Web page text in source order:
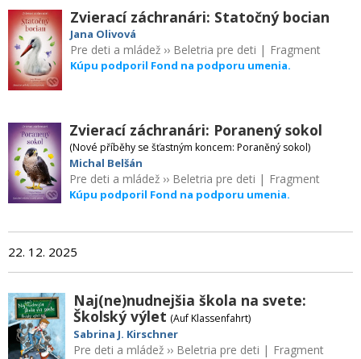
Zvierací záchranári: Statočný bocian
Jana Olivová
Pre deti a mládež ›› Beletria pre deti | Fragment
Kúpu podporil Fond na podporu umenia.
Zvierací záchranári: Poranený sokol
(Nové příběhy se šťastným koncem: Poraněný sokol)
Michal Belšán
Pre deti a mládež›› Beletria pre deti | Fragment
Kúpu podporil Fond na podporu umenia.
22. 12. 2025
Naj(ne)nudnejšia škola na svete:
Školský výlet (Auf Klassenfahrt)
Sabrina J. Kirschner
Pre deti a mládež›› Beletria pre deti | Fragment